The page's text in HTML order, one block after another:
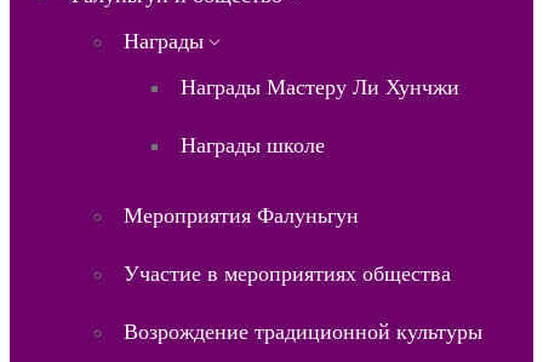
Награды
Награды Мастеру Ли Хунчжи
Награды школе
Мероприятия Фалуньгун
Участие в мероприятиях общества
Возрождение традиционной культуры